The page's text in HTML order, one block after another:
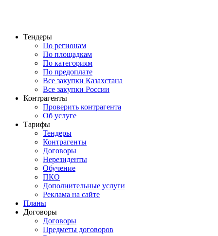
Тендеры
По регионам
По площадкам
По категориям
По предоплате
Все закупки Казахстана
Все закупки России
Контрагенты
Проверить контрагента
Об услуге
Тарифы
Тендеры
Контрагенты
Договоры
Нерезиденты
Обучение
ПКО
Дополнительные услуги
Реклама на сайте
Планы
Договоры
Договоры
Предметы договоров